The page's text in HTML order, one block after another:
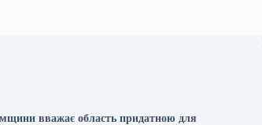
вважає область придатною для